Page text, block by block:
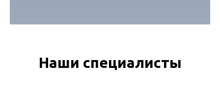
Наши специалисты